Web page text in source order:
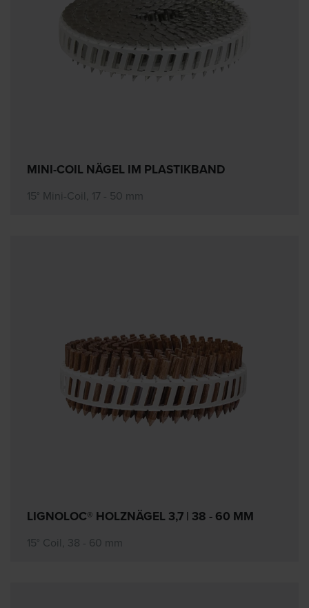
MINI-COIL NÄGEL IM PLASTIKBAND
15° Mini-Coil, 17 - 50 mm
LIGNOLOC® HOLZNÄGEL 3,7 | 38 - 60 MM
15° Coil, 38 - 60 mm